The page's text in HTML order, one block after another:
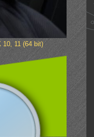
10, 11 (64 bit)